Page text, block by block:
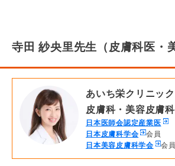
寺田 紗央里先生（皮膚科医・
あいち栄クリニック
皮膚科・美容皮膚
日本医師会認定産業医
日本皮膚科学会
会員
日本美容皮膚科学会
会員